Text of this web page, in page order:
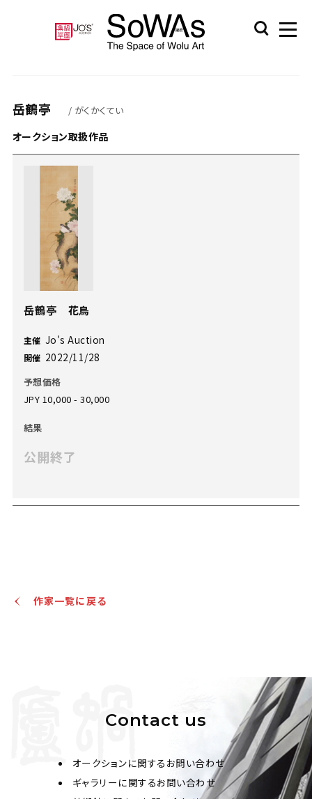
岳鶴亭 / がくかくてい
オークション取扱作品
岳鶴亭 花鳥
主催 Jo's Auction
開催 2022/11/28
予想価格
JPY 10,000 - 30,000
結果
公開終了
作家一覧に戻る
Contact us
オークションに関するお問い合わせ
ギャラリーに関するお問い合わせ